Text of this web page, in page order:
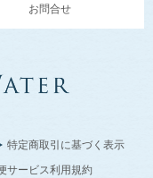
お問合せ
特定商取引に基づく表示
サービス利用規約